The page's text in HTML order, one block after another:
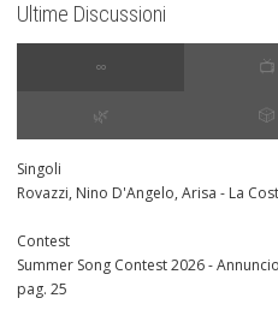
Ultime Discussioni
∞ 📺
🌿 🎲
Singoli
Rovazzi, Nino D'Angelo, Arisa - La
Contest
Summer Song Contest 2026 -
pag. 25